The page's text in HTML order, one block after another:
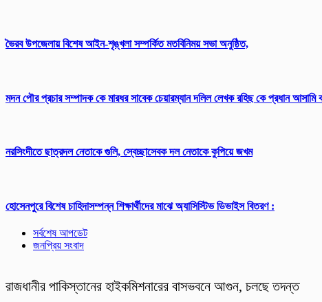
ভৈরব উপজেলায় বিশেষ আইন-শৃঙ্খলা সম্পর্কিত মতবিনিময় সভা অনুষ্ঠিত,
মদন পৌর প্রচার সম্পাদক কে মারধর সাবেক চেয়ারম্যান দলিল লেখক রহিছ কে প্রধান
নরসিংদীতে ছাত্রদল নেতাকে গুলি, স্বেচ্ছাসেবক দল নেতাকে কুপিয়ে জখম
হোসেনপুরে বিশেষ চাহিদাসম্পন্ন শিক্ষার্থীদের মাঝে অ্যাসিস্টিভ ডিভাইস বিতরণ :
সর্বশেষ আপডেট
জনপ্রিয় সংবাদ
রাজধানীর পাকিস্তানের হাইকমিশনারের বাসভবনে আগুন, চলছে তদন্ত